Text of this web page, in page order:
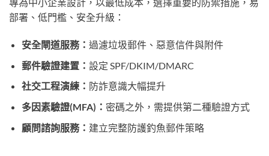
專為中小企業設計，以最低成本，選擇重要的防禦措施，易
部署、低門檻、安全升級：
安全閘道服務： 過濾垃圾郵件、惡意信件與附件
郵件驗證建置： 設定 SPF/DKIM/DMARC
社交工程演練： 防詐意識大幅提升
多因素驗證(MFA)： 密碼之外，需提供第二種驗證方式
顧問諮詢服務： 建立完整防護釣魚郵件策略